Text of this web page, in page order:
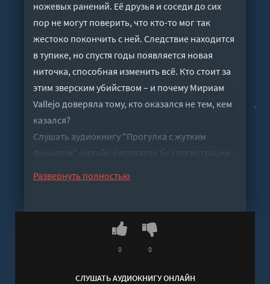
ножевых ранений. Её друзья и соседи до сих
пор не могут поверить, что кто-то мог так
жестоко покончить с ней. Следствие находится
в тупике, но спустя годы появляется новая
ниточка, способная изменить всё. Кто стоит за
этим зверским убийством – и почему Мириам
Vallejo доверяла тому, кто оказался не тем, кем
казался?
Слушать аудиокнигу "Прогулка с жутким
финалом" онлайн бесплатно без регистрации -
Развернуть полностью
СЛУШАТЬ АУДИОКНИГУ ОНЛАЙН
0 0